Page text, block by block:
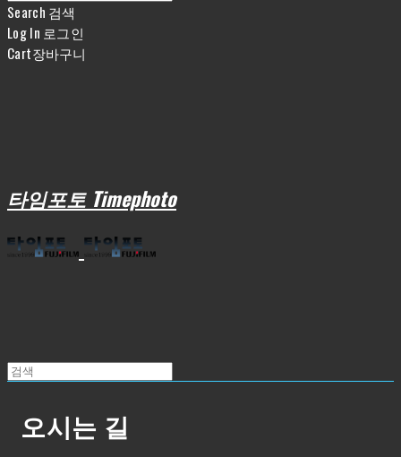
Search 검색
Log In 로그인
Cart장바구니
타임포토 Timephoto
오시는 길